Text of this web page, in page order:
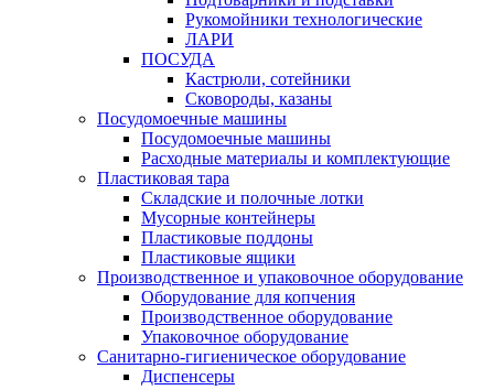
Рукомойники технологические
ЛАРИ
ПОСУДА
Кастрюли, сотейники
Сковороды, казаны
Посудомоечные машины
Посудомоечные машины
Расходные материалы и комплектующие
Пластиковая тара
Складские и полочные лотки
Мусорные контейнеры
Пластиковые поддоны
Пластиковые ящики
Производственное и упаковочное оборудование
Оборудование для копчения
Производственное оборудование
Упаковочное оборудование
Санитарно-гигиеническое оборудование
Диспенсеры